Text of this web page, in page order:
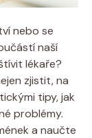
nebo se
naší
lékaře?
zjistit, na
tipy, jak
problémy.
a naučte